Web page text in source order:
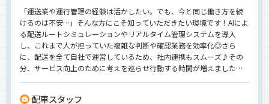
「運送業や運行管理の経験は活かしたい。でも、今と同じ働き方を続
けるのは不安…」そんな方にこそ知っていただきたい環境です！AIによ
る配送ルートシミュレーションやリアルタイム管理システムを導入
し、これまで人が担っていた複雑な判断や確認業務を効率化◎さら
に、配送を全て自社で運営しているため、社内連携もスムーズ♪その
分、サービス向上のために考えを巡らせ行動する時間が増えました！
ンダードを目指す環境で、あなたの経験を次のステージへ活かしてみ
配車スタッフ